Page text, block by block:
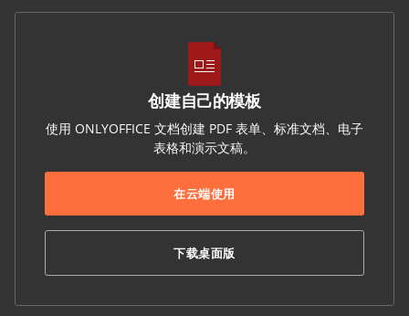
创建自己的模板
使用 ONLYOFFICE 文档创建 PDF 表单、标准文档、电子
表格和演示文稿。
在云端使用
下载桌面版